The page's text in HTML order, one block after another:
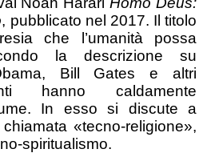
, pubblicato nel 2017. Il titolo
che l’umanità possa
la descrizione su
Bill Gates e altri
hanno caldamente
In esso si discute a
«tecno-religione»,
spiritualismo.